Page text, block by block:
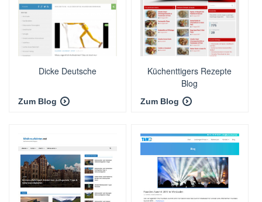
Dicke Deutsche
Zum Blog
Küchenttigers Rezepte
Blog
Zum Blog